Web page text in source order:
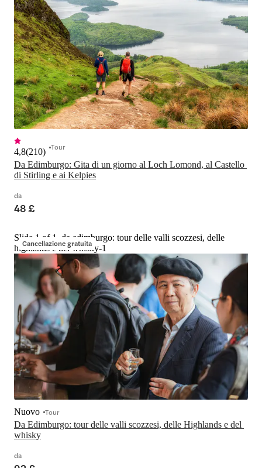
Da Edimburgo: Gita di un giorno al Loch Lomond, al Castello
di Stirling e ai Kelpies
4,8(210) Tour
da
48 £
Cancellazione gratuita
Slide 1 of 1, da edimburgo: tour delle valli scozzesi, delle
highlands e del whisky-1
Da Edimburgo: tour delle valli scozzesi, delle Highlands e del
whisky
Nuovo Tour
da